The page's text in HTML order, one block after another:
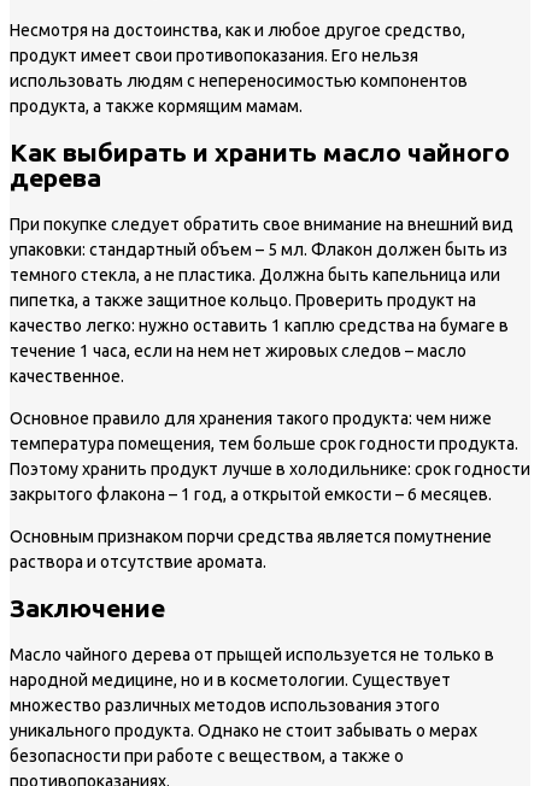
Несмотря на достоинства, как и любое другое средство,
продукт имеет свои противопоказания. Его нельзя
использовать людям с непереносимостью компонентов
продукта, а также кормящим мамам.
Как выбирать и хранить масло чайного
дерева
При покупке следует обратить свое внимание на внешний вид
упаковки: стандартный объем – 5 мл. Флакон должен быть из
темного стекла, а не пластика. Должна быть капельница или
пипетка, а также защитное кольцо. Проверить продукт на
качество легко: нужно оставить 1 каплю средства на бумаге в
течение 1 часа, если на нем нет жировых следов – масло
качественное.
Основное правило для хранения такого продукта: чем ниже
температура помещения, тем больше срок годности продукта.
Поэтому хранить продукт лучше в холодильнике: срок годности
закрытого флакона – 1 год, а открытой емкости – 6 месяцев.
Основным признаком порчи средства является помутнение
раствора и отсутствие аромата.
Заключение
Масло чайного дерева от прыщей используется не только в
народной медицине, но и в косметологии. Существует
множество различных методов использования этого
уникального продукта. Однако не стоит забывать о мерах
безопасности при работе с веществом, а также о
противопоказаниях.